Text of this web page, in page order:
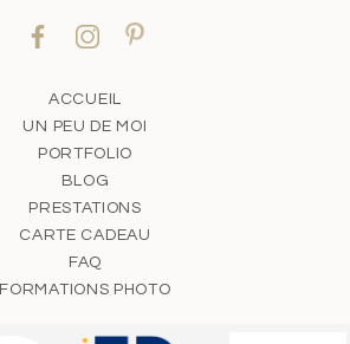
ACCUEIL
UN PEU DE MOI
PORTFOLIO
BLOG
PRESTATIONS
CARTE CADEAU
FAQ
FORMATIONS PHOTO